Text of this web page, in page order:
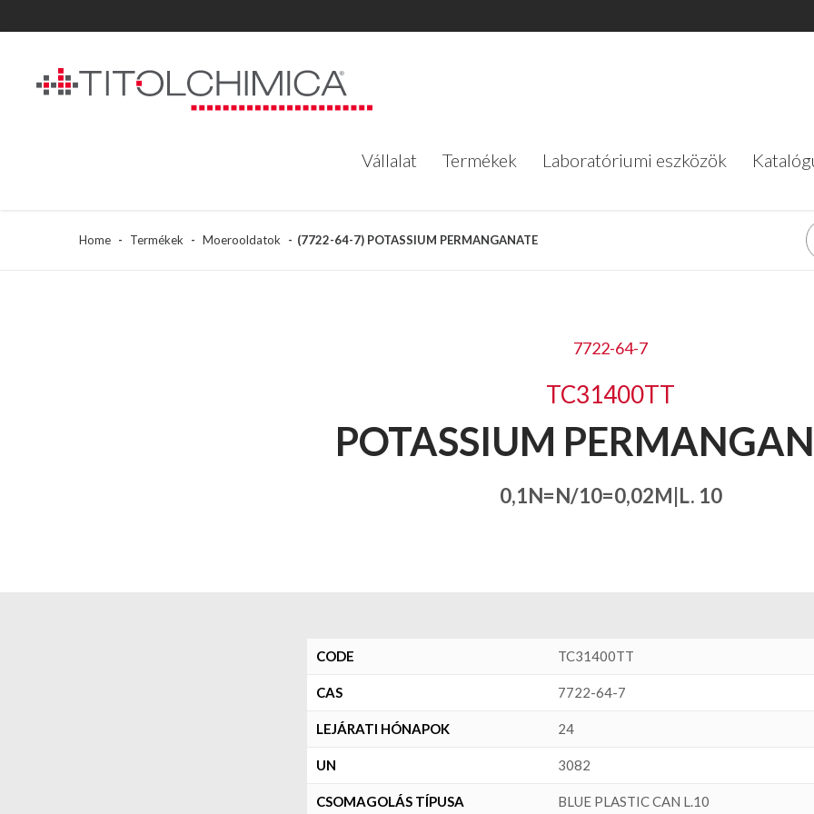
Vállalat Termékek Laboratóriumi eszközök
Home Termékek Moerooldatok (7722-64-7) POTASSIUM PERMANGANATE
7722-64-7
TC31400TT
POTASSIUM
0,1N=N/10=0,02M|L. 10
CODE TC31400TT
CAS 7722-64-7
LEJÁRATI HÓNAPOK 24
UN 3082
CSOMAGOLÁS TÍPUSA BLUE PLASTIC CAN L.10